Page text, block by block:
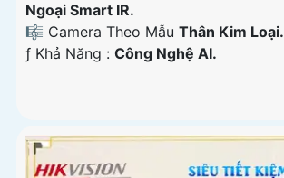
Ngoại Smart IR.
🎼️ Camera Theo Mẫu Thân Kim Loại.
️ƒ Khả Năng : Công Nghệ AI.